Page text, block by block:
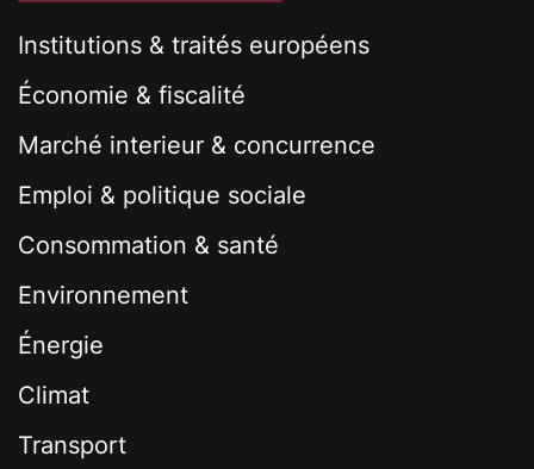
Institutions & traités européens
Économie & fiscalité
Marché interieur & concurrence
Emploi & politique sociale
Consommation & santé
Environnement
Énergie
Climat
Transport